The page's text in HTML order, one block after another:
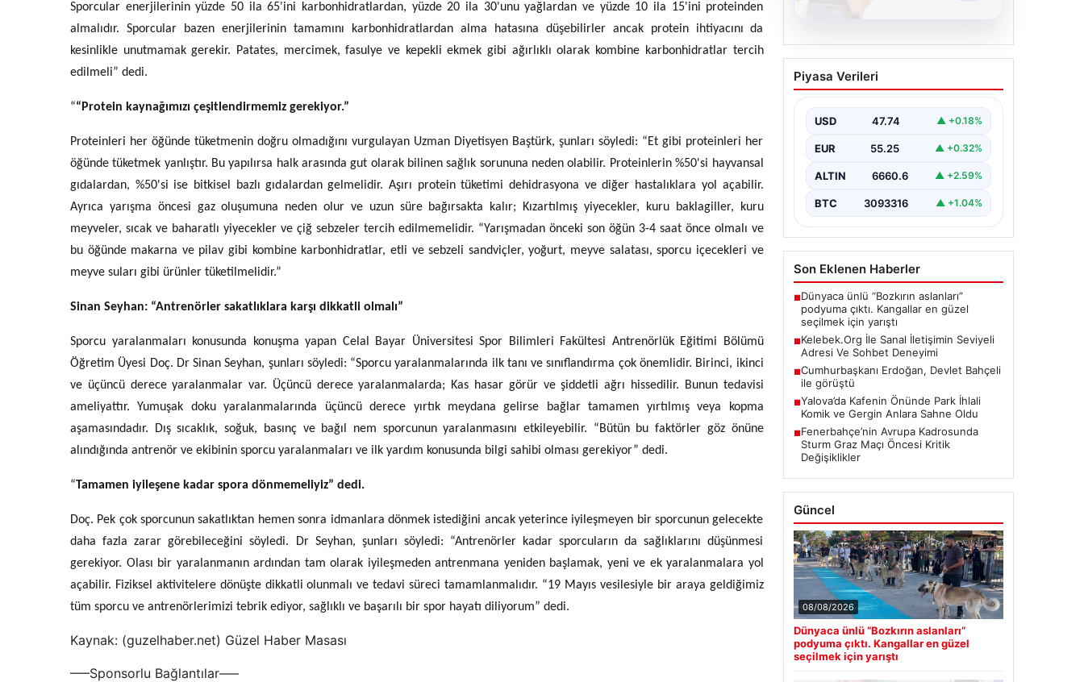
Sporcular enerjilerinin yüzde 50 ila 65'ini karbonhidratlardan, yüzde 20 ila 30'unu yağlardan ve yüzde 10 ila 15'ini proteinden
almalıdır. Sporcular bazen enerjilerinin tamamını karbonhidratlardan alma hatasına düşebilirler ancak protein ihtiyacını da
kesinlikle unutmamak gerekir. Patates, mercimek, fasulye ve kepekli ekmek gibi ağırlıklı olarak kombine karbonhidratlar tercih
edilmeli” dedi.
““Protein kaynağımızı çeşitlendirmemiz gerekiyor.”
Proteinleri her öğünde tüketmenin doğru olmadığını vurgulayan Uzman Diyetisyen Baştürk, şunları söyledi: “Et gibi proteinleri her
öğünde tüketmek yanlıştır. Bu yapılırsa halk arasında gut olarak bilinen sağlık sorununa neden olabilir. Proteinlerin %50'si hayvansal
gıdalardan, %50'si ise bitkisel bazlı gıdalardan gelmelidir. Aşırı protein tüketimi dehidrasyona ve diğer hastalıklara yol açabilir.
Ayrıca yarışma öncesi gaz oluşumuna neden olur ve uzun süre bağırsakta kalır; Kızartılmış yiyecekler, kuru baklagiller, kuru
meyveler, sıcak ve baharatlı yiyecekler ve çiğ sebzeler tercih edilmemelidir. “Yarışmadan önceki son öğün 3-4 saat önce olmalı ve
bu öğünde makarna ve pilav gibi kombine karbonhidratlar, etli ve sebzeli sandviçler, yoğurt, meyve salatası, sporcu içecekleri ve
meyve suları gibi ürünler tüketilmelidir.”
Sinan Seyhan: “Antrenörler sakatlıklara karşı dikkatli olmalı”
Sporcu yaralanmaları konusunda konuşma yapan Celal Bayar Üniversitesi Spor Bilimleri Fakültesi Antrenörlük Eğitimi Bölümü
Öğretim Üyesi Doç. Dr Sinan Seyhan, şunları söyledi: “Sporcu yaralanmalarında ilk tanı ve sınıflandırma çok önemlidir. Birinci, ikinci
ve üçüncü derece yaralanmalar var. Üçüncü derece yaralanmalarda; Kas hasar görür ve şiddetli ağrı hissedilir. Bunun tedavisi
ameliyattır. Yumuşak doku yaralanmalarında üçüncü derece yırtık meydana gelirse bağlar tamamen yırtılmış veya kopma
aşamasındadır. Dış sıcaklık, soğuk, basınç ve bağıl nem sporcunun yaralanmasını etkileyebilir. “Bütün bu faktörler göz önüne
alındığında antrenör ve ekibinin sporcu yaralanmaları ve ilk yardım konusunda bilgi sahibi olması gerekiyor” dedi.
“Tamamen iyileşene kadar spora dönmemeliyiz” dedi.
Doç. Pek çok sporcunun sakatlıktan hemen sonra idmanlara dönmek istediğini ancak yeterince iyileşmeyen bir sporcunun gelecekte
daha fazla zarar görebileceğini söyledi. Dr Seyhan, şunları söyledi: “Antrenörler kadar sporcuların da sağlıklarını düşünmesi
gerekiyor. Olası bir yaralanmanın ardından tam olarak iyileşmeden antrenmana yeniden başlamak, yeni ve ek yaralanmalara yol
açabilir. Fiziksel aktivitelere dönüşte dikkatli olunmalı ve tedavi süreci tamamlanmalıdır. “19 Mayıs vesilesiyle bir araya geldiğimiz
tüm sporcu ve antrenörlerimizi tebrik ediyor, sağlıklı ve başarılı bir spor hayatı diliyorum” dedi.
Kaynak: (guzelhaber.net) Güzel Haber Masası
—–Sponsorlu Bağlantılar—–
Kelebek.Org İle Sanal
İletişimin Seviyeli
Deneyimi
Sanal ortamında bireylerin seviyeli
bir biçimde iletişim sağlaması ciddi
Günümüzde çeşitli…
Piyasa Verileri
USD 47.74 ▲ +0.18%
EUR 55.25 ▲ +0.32%
ALTIN 6660.6 ▲ +2.59%
BTC 3093316 ▲ +1.04%
Son Eklenen Haberler
■Dünyaca ünlü “Bozkırın aslanları”
podyuma çıktı. Kangallar en güzel
seçilmek için yarıştı
■Kelebek.Org İle Sanal İletişimin Seviyeli
Adresi Ve Sohbet Deneyimi
■Cumhurbaşkanı Erdoğan, Devlet Bahçeli
ile görüştü
■Yalova’da Kafenin Önünde Park İhlali
Komik ve Gergin Anlara Sahne Oldu
■Fenerbahçe’nin Avrupa Kadrosunda
Sturm Graz Maçı Öncesi Kritik
Değişiklikler
Güncel
08/08/2026
Dünyaca ünlü “Bozkırın aslanları”
podyuma çıktı. Kangallar en güzel
seçilmek için yarıştı